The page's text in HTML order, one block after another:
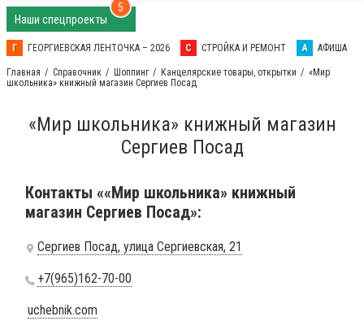
Наши спецпроекты
5
Г ГЕОРГИЕВСКАЯ ЛЕНТОЧКА – 2026 С СТРОЙКА И РЕМОНТ А АФИША
Главная Справочник Шоппинг Канцелярские товары, открытки
«Мир
школьника» книжный магазин Сергиев Посад
«Мир школьника» книжный магазин
Сергиев Посад
Контакты ««Мир школьника» книжный
магазин Сергиев Посад»:
Сергиев Посад, улица Сергиевская, 21
+7(965)162-70-00
uchebnik.com